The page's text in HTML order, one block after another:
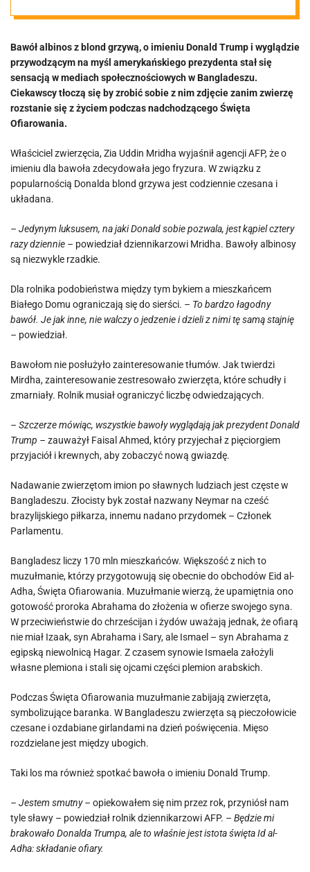
mediów
społecznościow
ych
Bawół albinos z blond grzywą, o imieniu Donald Trump i wyglądzie
przywodzącym na myśl amerykańskiego prezydenta stał się
sensacją w mediach społecznościowych w Bangladeszu.
Ciekawscy tłoczą się by zrobić sobie z nim zdjęcie zanim zwierzę
rozstanie się z życiem podczas nadchodzącego Święta
Ofiarowania.
Właściciel zwierzęcia, Zia Uddin Mridha wyjaśnił agencji AFP, że o
imieniu dla bawoła zdecydowała jego fryzura. W związku z
popularnością Donalda blond grzywa jest codziennie czesana i
układana.
– Jedynym luksusem, na jaki Donald sobie pozwala, jest kąpiel cztery
razy dziennie – powiedział dziennikarzowi Mridha. Bawoły albinosy
są niezwykle rzadkie.
Dla rolnika podobieństwa między tym bykiem a mieszkańcem
Białego Domu ograniczają się do sierści. – To bardzo łagodny
bawół. Je jak inne, nie walczy o jedzenie i dzieli z nimi tę samą stajnię
– powiedział.
Bawołom nie posłużyło zainteresowanie tłumów. Jak twierdzi
Mirdha, zainteresowanie zestresowało zwierzęta, które schudły i
zmarniały. Rolnik musiał ograniczyć liczbę odwiedzających.
– Szczerze mówiąc, wszystkie bawoły wyglądają jak prezydent Donald
Trump – zauważył Faisal Ahmed, który przyjechał z pięciorgiem
przyjaciół i krewnych, aby zobaczyć nową gwiazdę.
Nadawanie zwierzętom imion po sławnych ludziach jest częste w
Bangladeszu. Złocisty byk został nazwany Neymar na cześć
brazylijskiego piłkarza, innemu nadano przydomek – Członek
Parlamentu.
Bangladesz liczy 170 mln mieszkańców. Większość z nich to
muzułmanie, którzy przygotowują się obecnie do obchodów Eid al-
Adha, Święta Ofiarowania. Muzułmanie wierzą, że upamiętnia ono
gotowość proroka Abrahama do złożenia w ofierze swojego syna.
W przeciwieństwie do chrześcijan i żydów uważają jednak, że ofiarą
nie miał Izaak, syn Abrahama i Sary, ale Ismael – syn Abrahama z
egipską niewolnicą Hagar. Z czasem synowie Ismaela założyli
własne plemiona i stali się ojcami części plemion arabskich.
Podczas Święta Ofiarowania muzułmanie zabijają zwierzęta,
symbolizujące baranka. W Bangladeszu zwierzęta są pieczołowicie
czesane i ozdabiane girlandami na dzień poświęcenia. Mięso
rozdzielane jest między ubogich.
Taki los ma również spotkać bawoła o imieniu Donald Trump.
– Jestem smutny – opiekowałem się nim przez rok, przyniósł nam
tyle sławy – powiedział rolnik dziennikarzowi AFP. – Będzie mi
brakowało Donalda Trumpa, ale to właśnie jest istota święta Id al-
Adha: składanie ofiary.